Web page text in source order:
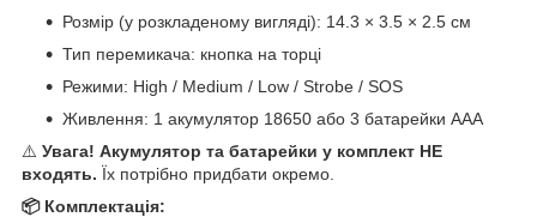
Розмір (у розкладеному вигляді): 14.3 × 3.5 × 2.5 см
Тип перемикача: кнопка на торці
Режими: High / Medium / Low / Strobe / SOS
Живлення: 1 акумулятор 18650 або 3 батарейки AAA
⚠️ Увага! Акумулятор та батарейки у комплект НЕ
входять. Їх потрібно придбати окремо.
📦 Комплектація: